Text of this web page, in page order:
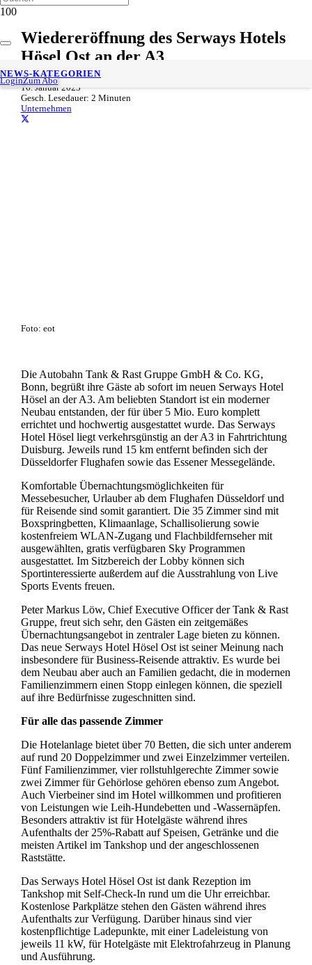
LoginZum Abo
NEWS-KATEGORIEN
Wiedereröffnung des Serways Hotels
Hösel Ost an der A3
16. Januar 2023
Gesch. Lesedauer: 2 Minuten
Unternehmen
Foto: eot
Die Autobahn Tank & Rast Gruppe GmbH & Co. KG,
Bonn, begrüßt ihre Gäste ab sofort im neuen Serways Hotel
Hösel an der A3. Am beliebten Standort ist ein moderner
Neubau entstanden, der für über 5 Mio. Euro komplett
errichtet und hochwertig ausgestattet wurde. Das Serways
Hotel Hösel liegt verkehrsgünstig an der A3 in Fahrtrichtung
Duisburg. Jeweils rund 15 km entfernt befinden sich der
Düsseldorfer Flughafen sowie das Essener Messegelände.
Komfortable Übernachtungsmöglichkeiten für
Messebesucher, Urlauber ab dem Flughafen Düsseldorf und
für Reisende sind somit garantiert. Die 35 Zimmer sind mit
Boxspringbetten, Klimaanlage, Schallisolierung sowie
kostenfreiem WLAN-Zugang und Flachbildfernseher mit
ausgewählten, gratis verfügbaren Sky Programmen
ausgestattet. Im Sitzbereich der Lobby können sich
Sportinteressierte außerdem auf die Ausstrahlung von Live
Sports Events freuen.
Peter Markus Löw, Chief Executive Officer der Tank & Rast
Gruppe, freut sich sehr, den Gästen ein zeitgemäßes
Übernachtungsangebot in zentraler Lage bieten zu können.
Das neue Serways Hotel Hösel Ost ist seiner Meinung nach
insbesondere für Business-Reisende attraktiv. Es wurde bei
dem Neubau aber auch an Familien gedacht, die in modernen
Familienzimmern einen Stopp einlegen können, die speziell
auf ihre Bedürfnisse zugeschnitten sind.
Für alle das passende Zimmer
Die Hotelanlage bietet über 70 Betten, die sich unter anderem
auf rund 20 Doppelzimmer und zwei Einzelzimmer verteilen.
Fünf Familienzimmer, vier rollstuhlgerechte Zimmer sowie
zwei Zimmer für Gehörlose gehören ebenso zum Angebot.
Auch Vierbeiner sind im Hotel willkommen und profitieren
von Leistungen wie Leih-Hundebetten und -Wassernäpfen.
Besonders attraktiv ist für Hotelgäste während ihres
Aufenthalts der 25%-Rabatt auf Speisen, Getränke und die
meisten Artikel im Tankshop und der angeschlossenen
Raststätte.
Das Serways Hotel Hösel Ost ist dank Rezeption im
Tankshop mit Self-Check-In rund um die Uhr erreichbar.
Kostenlose Parkplätze stehen den Gästen während ihres
Aufenthalts zur Verfügung. Darüber hinaus sind vier
kostenpflichtige Ladepunkte, mit einer Ladeleistung von
jeweils 11 kW, für Hotelgäste mit Elektrofahrzeug in Planung
und Ausführung.